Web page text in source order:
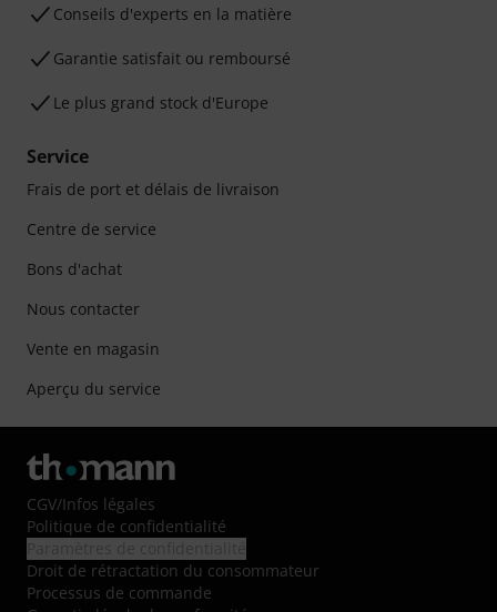
Conseils d'experts en la matière
Garantie satisfait ou remboursé
Le plus grand stock d'Europe
Service
Frais de port et délais de livraison
Centre de service
Bons d'achat
Nous contacter
Vente en magasin
Aperçu du service
CGV/Infos légales
Politique de confidentialité
Droit de rétractation du consommateur
Processus de commande